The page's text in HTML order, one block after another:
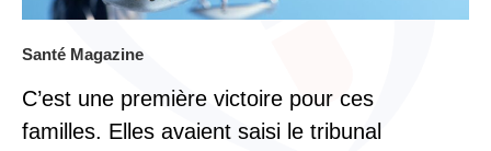
Santé Magazine
C’est une première victoire pour ces
familles. Elles avaient saisi le tribunal